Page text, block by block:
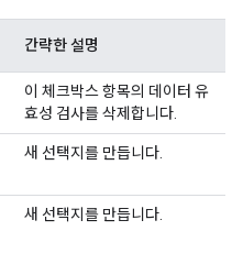
간략한 설명
이 체크박스 항목의 데이터 유
효성 검사를 삭제합니다.
새 선택지를 만듭니다.
새 선택지를 만듭니다.